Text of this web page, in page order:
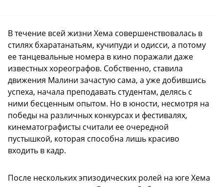
В течение всей жизни Хема совершенствовалась в
стилях бхаратанатьям, кучипуди и одисси, а потому
ее танцевальные номера в кино поражали даже
известных хореографов. Собственно, ставила
движения Малини зачастую сама, а уже добившись
успеха, начала преподавать студентам, делясь с
ними бесценным опытом. Но в юности, несмотря на
победы на различных конкурсах и фестивалях,
кинематографисты считали ее очередной
пустышкой, которая способна лишь красиво
входить в кадр.
После нескольких эпизодических ролей на юге Хема